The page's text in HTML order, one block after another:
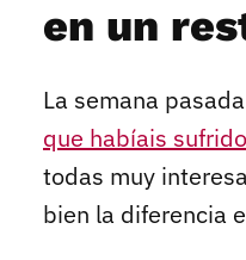
en un
La semana
que habíais
todas muy
bien la diferencia